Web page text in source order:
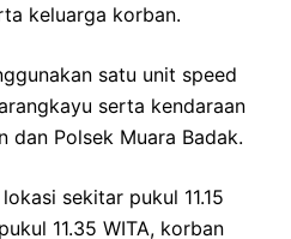
keluarga korban.
satu unit speed
serta kendaraan
dan Polsek Muara Badak.
sekitar pukul 11.15
11.35 WITA, korban